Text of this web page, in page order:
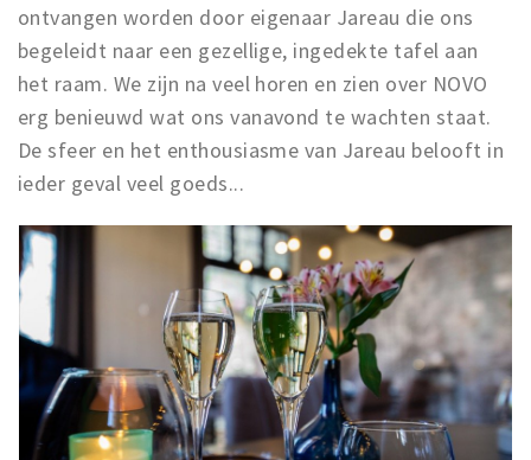
ontvangen worden door eigenaar Jareau die ons
begeleidt naar een gezellige, ingedekte tafel aan
het raam. We zijn na veel horen en zien over NOVO
erg benieuwd wat ons vanavond te wachten staat.
De sfeer en het enthousiasme van Jareau belooft in
ieder geval veel goeds...